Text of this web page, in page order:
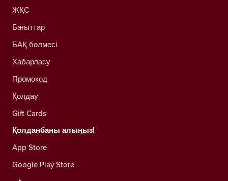
ЖҚС
Бағыттар
БАҚ бөлмесі
Хабарласу
Промокод
Қолдау
Gift Cards
Қолданбаны алыңыз!
App Store
Google Play Store